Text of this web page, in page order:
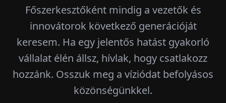
Főszerkesztőként mindig a vezetők és
innovátorok következő generációját
keresem. Ha egy jelentős hatást gyakorló
vállalat élén állsz, hívlak, hogy csatlakozz
hozzánk. Osszuk meg a víziódat befolyásos
közönségünkkel.